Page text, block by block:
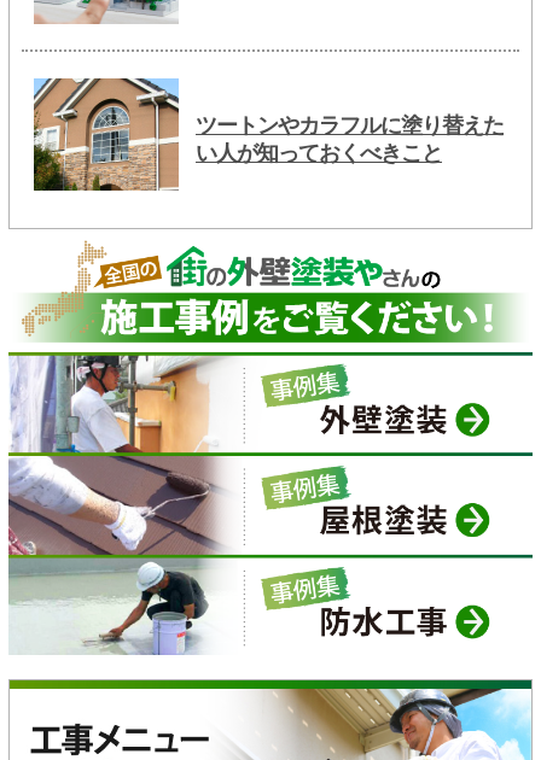
ツートンやカラフルに塗り替えた
い人が知っておくべきこと